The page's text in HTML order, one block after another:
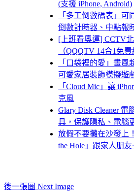
(支援 iPhone, Android)
「多工倒數碼表」可
倒數計時器、中點報
[上班看奧運] CCTV
（QQQTV 14合1免費
「口袋裡的愛」畫風
可愛家居裝飾模擬遊
「Cloud Mic」讓
克風
Glary Disk Cleaner 電
具，保護隱私、電腦
放假不要攤在沙發上
the Hole」跟家人朋友
後一張圖 Next Image